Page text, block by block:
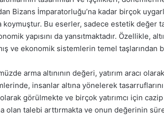
Bizans İmparatorluğu’na kadar birçok
koymuştur. Bu eserler, sadece estetik değer
yapısını da yansıtmaktadır. Özellikle,
ve ekonomik sistemlerin temel taşlarından
arma altınının değeri, yatırım aracı
insanlar altına yönelerek
görülmekte ve birçok yatırımcı için
olan talebi arttırmakta ve onun değerinin